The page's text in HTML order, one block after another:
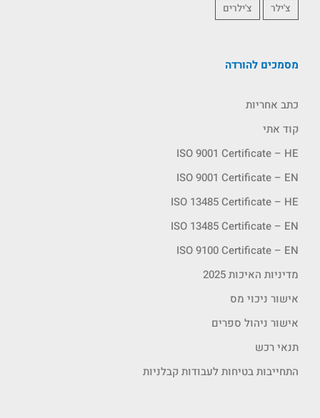
צ'ילר
צ'ילרים
מסמכים להורדה
כתב אחריות
קוד אתי
ISO 9001 Certificate – HE
ISO 9001 Certificate – EN
ISO 13485 Certificate – HE
ISO 13485 Certificate – EN
ISO 9100 Certificate – EN
מדיניות האיכות 2025
אישור ניכוי מס
אישור ניהול ספרים
תנאי רכש
התחייבות בטיחות לעבודות קבלניות